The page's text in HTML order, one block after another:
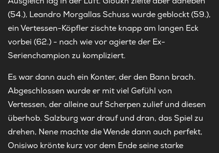
(54.), Leandro Morgallas Schuss wurde geblockt (59.),
ein Vertessen-Köpfler zischte knapp am langen Eck
vorbei (62.) - nach wie vor agierte der Ex-
Serienchampion zu kompliziert.
Es war dann auch ein Konter, der den Bann brach.
Abgeschlossen wurde er mit viel Gefühl von
Vertessen, der alleine auf Scherpen zulief und diesen
überhob. Salzburg war drauf und dran, das Spiel zu
drehen, Nene machte die Wende dann auch perfekt,
Onisiwo krönte kurz vor dem Ende seine starke